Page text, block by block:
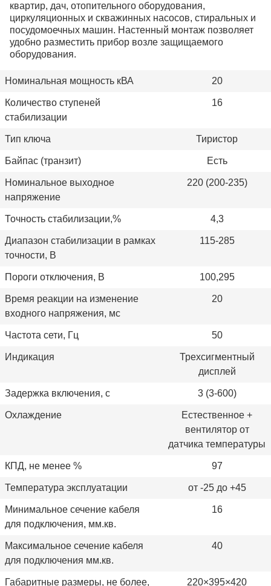
квартир, дач, отопительного оборудования,
циркуляционных и скважинных насосов, стиральных и
посудомоечных машин. Настенный монтаж позволяет
удобно разместить прибор возле защищаемого
оборудования.
Номинальная мощность кВА 20
Количество ступеней
стабилизации
16
Тип ключа Тиристор
Байпас (транзит) Есть
Номинальное выходное
напряжение
220 (200-235)
Точность стабилизации,% 4,3
Диапазон стабилизации в рамках
точности, В
115-285
Пороги отключения, В 100,295
Время реакции на изменение
входного напряжения, мс
20
Частота сети, Гц 50
Индикация
Трехсигментный
дисплей
Задержка включения, с 3 (3-600)
Охлаждение
Естественное +
вентилятор от
датчика температуры
КПД, не менее % 97
Температура эксплуатации от -25 до +45
Минимальное сечение кабеля
для подключения, мм.кв.
16
Максимальное сечение кабеля
для подключения мм.кв.
40
Габаритные размеры, не более, 220×395×420